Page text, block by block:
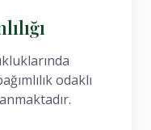
odaklı